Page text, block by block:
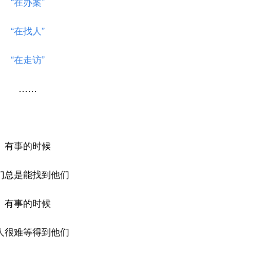
“在找人”
“在走访”
……
有事的时候
总是能找到他们
有事的时候
很难等得到他们